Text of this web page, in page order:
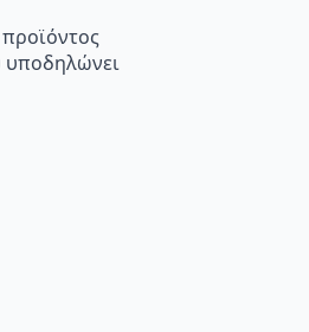
υποδηλώνει